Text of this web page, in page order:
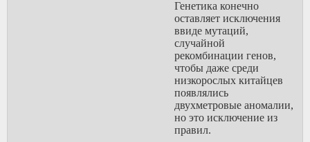
можно прийти к такому
итогу как раса, то бишь
подвид человека. У
Китайца и Индуса
характерный фенотип,
они одинаковы на вид.
Но самое
страшное что они
одинаковы на мозг, на
поведение. То есть люди
уничтожая друг друга,
сами себе вывели
Генетика конечно
оставляет исключения
ввиде мутаций,
случайной
рекомбинации генов,
чтобы даже среди
низкорослых китайцев
появлялись
двухметровые аномалии,
но это исключение из
правил.